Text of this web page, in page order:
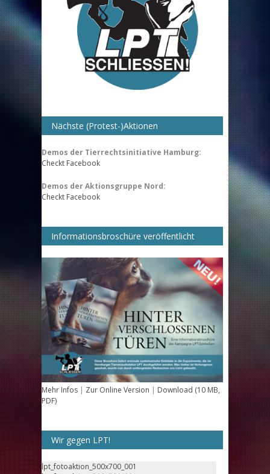
Nächste (Protest-)Aktionen
Demos der Tierrechtsinitiative Hamburg:
Checkt Facebook
Demos der Aktionsgruppe Nord:
Checkt Facebook
Informationsbroschüre veröffentlicht
Mehr Infos | Zur Online Version | Download (10 MB,
PDF)
Wir gegen LPT!
lpt_fotoaktion_500x700_001